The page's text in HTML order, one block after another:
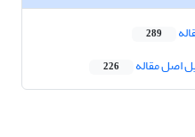
289
اصل مقاله 226